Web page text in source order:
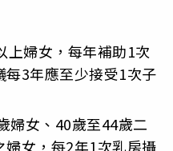
上婦女，每年補助1次
3年應至少接受1次子
婦女、40歲至44歲二
女，每2年1次乳房攝